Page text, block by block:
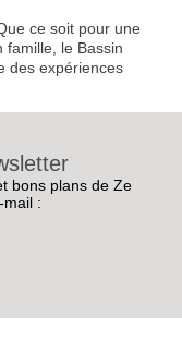
ce soit pour une
famille, le Bassin
des expériences
bons plans de Ze
: